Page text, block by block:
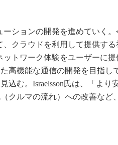
ションの開発を進めていく
クラウドを利用して提供す
ットワーク体験をユーザーに
高機能な通信の開発を目指し
込む。Israelsson氏は、「より
クルマの流れ）への改善など